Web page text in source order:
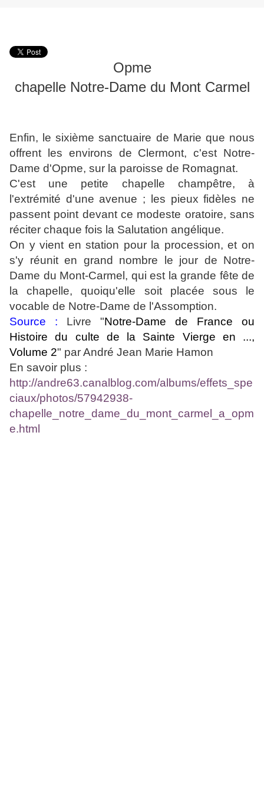
Opme
chapelle Notre-Dame du Mont Carmel
Enfin, le sixième sanctuaire de Marie que nous
offrent les environs de Clermont, c'est Notre-
Dame d'Opme, sur la paroisse de Romagnat.
C'est une petite chapelle champêtre, à
l'extrémité d'une avenue ; les pieux fidèles ne
passent point devant ce modeste oratoire, sans
réciter chaque fois la Salutation angélique.
On y vient en station pour la procession, et on
s'y réunit en grand nombre le jour de Notre-
Dame du Mont-Carmel, qui est la grande fête de
la chapelle, quoiqu'elle soit placée sous le
vocable de Notre-Dame de l'Assomption.
Source : Livre "Notre-Dame de France ou
Histoire du culte de la Sainte Vierge en ...,
Volume 2" par André Jean Marie Hamon
En savoir plus :
http://andre63.canalblog.com/albums/effets_spe
ciaux/photos/57942938-
chapelle_notre_dame_du_mont_carmel_a_opm
e.html